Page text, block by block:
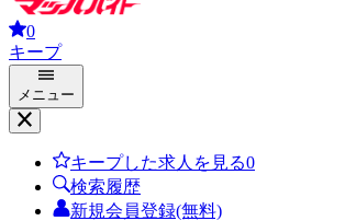
0
キープ
メニュー
キープした求人を見る0
検索履歴
新規会員登録(無料)